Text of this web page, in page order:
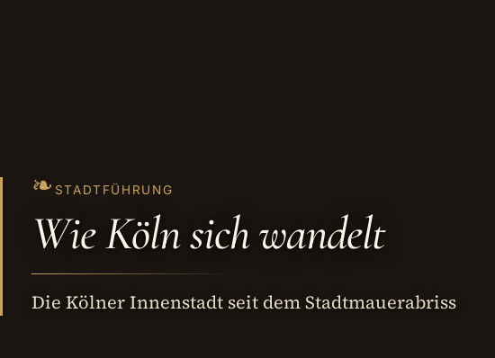
❧ STADTFÜHRUNG
Wie Köln sich wandelt
Die Kölner Innenstadt seit dem Stadtmauerabriss